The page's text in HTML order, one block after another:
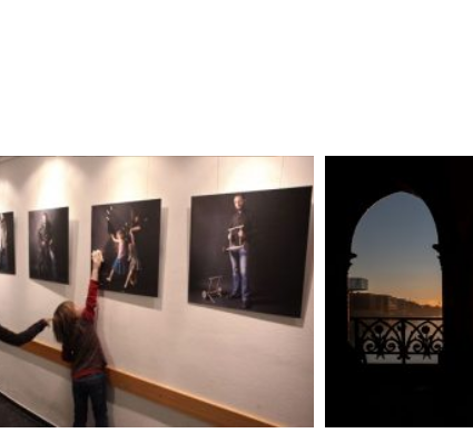
Klicken Sie hier